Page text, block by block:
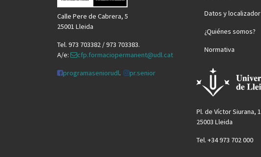
Calle Pere de Cabrera, 5
25001 Lleida
Tel. 973 703382 / 973 703383.
A/e:
cfp.formaciopermanent@udl.cat
Datos y
¿Quiénes somos?
Normativa
programaseniorudl. pr.senior
Pl. de Víctor Siurana, 1
25003 Lleida
Tel. +34 973 702 000